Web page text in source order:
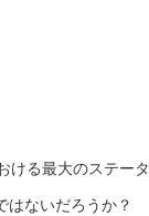
ける最大のステー
はないだろうか？